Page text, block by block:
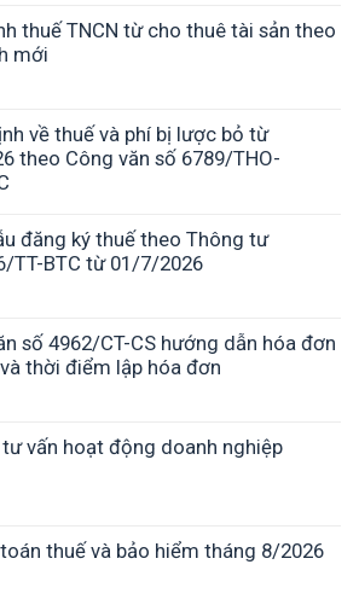
thuế TNCN từ cho thuê tài sản theo
mới
về thuế và phí bị lược bỏ từ
theo Công văn số 6789/THO-
đăng ký thuế theo Thông tư
TT-BTC từ 01/7/2026
số 4962/CT-CS hướng dẫn hóa đơn
thời điểm lập hóa đơn
tư vấn hoạt động doanh nghiệp
thuế và bảo hiểm tháng 8/2026